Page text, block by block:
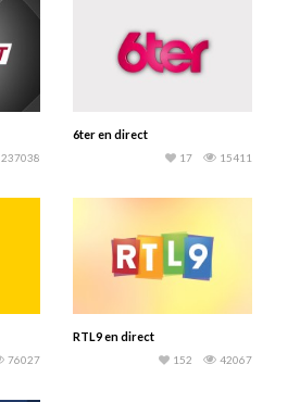
237038
6ter en direct
15411
17
76027
RTL9 en direct
42067
152